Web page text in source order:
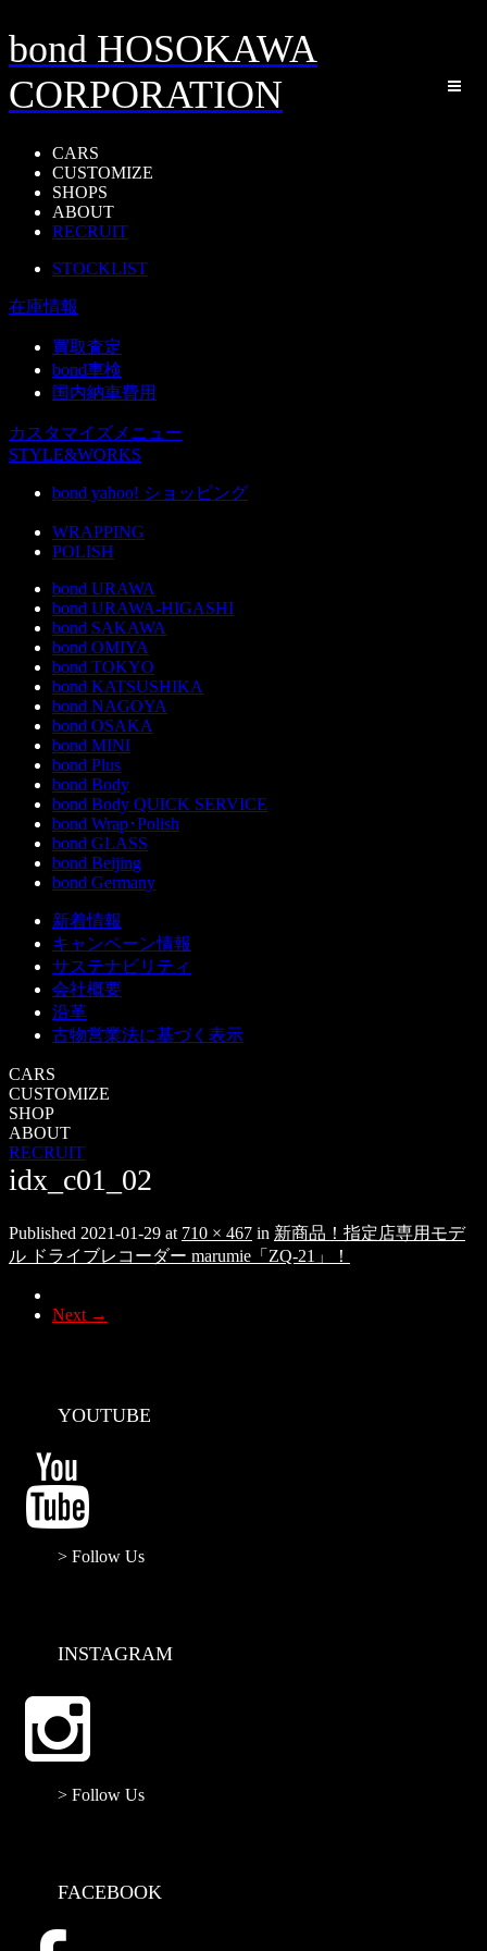
bond HOSOKAWA
CORPORATION
CARS
CUSTOMIZE
SHOPS
ABOUT
RECRUIT
STOCKLIST
在庫情報
買取査定
bond車検
国内納車費用
カスタマイズメニュー
STYLE&WORKS
bond yahoo! ショッピング
WRAPPING
POLISH
bond URAWA
bond URAWA-HIGASHI
bond SAKAWA
bond OMIYA
bond TOKYO
bond KATSUSHIKA
bond NAGOYA
bond OSAKA
bond MINI
bond Plus
bond Body
bond Body QUICK SERVICE
bond Wrap･Polish
bond GLASS
bond Beijing
bond Germany
新着情報
キャンペーン情報
サステナビリティ
会社概要
沿革
古物営業法に基づく表示
CARS
CUSTOMIZE
SHOP
ABOUT
RECRUIT
idx_c01_02
Published 2021-01-29 at 710 × 467 in 新商品！指定店専用モデ
ル ドライブレコーダー marumie「ZQ-21」！
Next →
YOUTUBE
> Follow Us
INSTAGRAM
> Follow Us
FACEBOOK